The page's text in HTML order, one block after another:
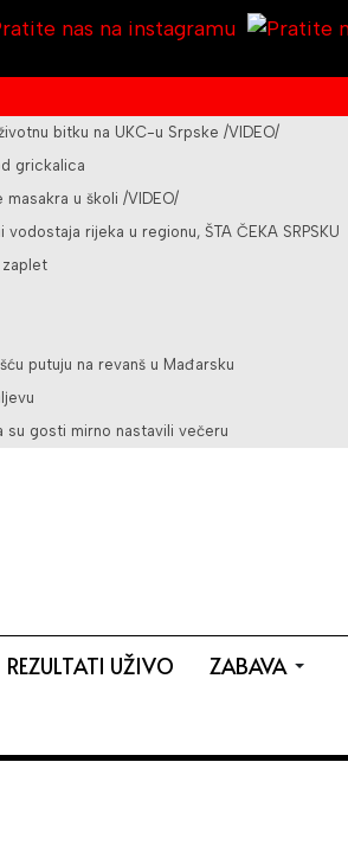
bitku na UKC-u Srpske /VIDEO/
grickalica
u školi /VIDEO/
rijeka u regionu, ŠTA ČEKA SRPSKU
zaplet
putuju na revanš u Mađarsku
su gosti mirno nastavili večeru
REZULTATI UŽIVO ZABAVA